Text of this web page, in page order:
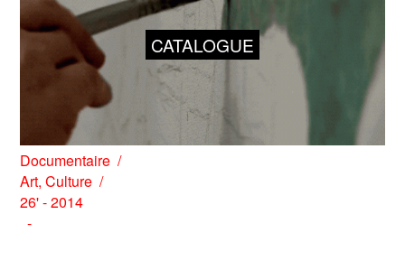
CATALOGUE
Documentaire
Art,Culture
26' - 2014